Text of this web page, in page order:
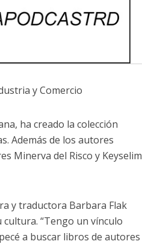
y Comercio
ha creado la colección
Además de los autores
Minerva del Risco y Keyselim
y traductora Barbara Flak
“Tengo un vínculo
a buscar libros de autores